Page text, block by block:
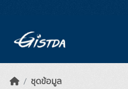
ชุดข้อมูล